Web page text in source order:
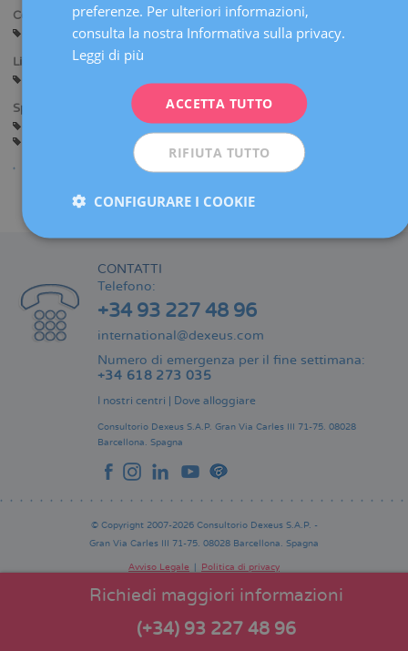
Centri:
Sant Cugat
Lingue:
Specialità:
Consulenza prima della Gravidanza
Gravidanza e Parto
Ginecologia Generale
Richiedi maggiori informazioni
(+34) 93 227 48 96
CONTATTI
Telefono:
+34 93 227 48 96
international@dexeus.com
Numero di emergenza per il fine settimana:
+34 618 273 035
I nostri centri | Dove alloggiare
Consultorio Dexeus S.A.P. Gran Via Carles III 71-75. 08028
Barcellona. Spagna
© Copyright 2007-2026 Consultorio Dexeus S.A.P. -
Gran Via Carles III 71-75. 08028 Barcellona. Spagna
de
Avviso Legale
Politica di privacy
DEUTSCH
preferenze. Per ulteriori informazioni,
consulta la nostra Informativa sulla privacy.
Leggi di più
ACCETTA TUTTO
RIFIUTA TUTTO
CONFIGURARE I COOKIE